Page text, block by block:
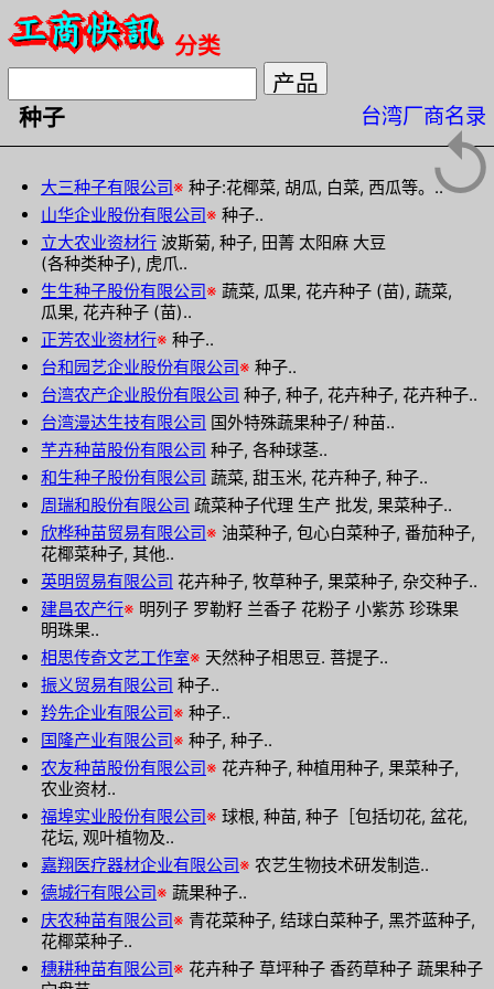
分类
种子 台湾厂商名录
大三种子有限公司※ 种子:花椰菜, 胡瓜, 白菜, 西瓜等。..
山华企业股份有限公司※ 种子..
立大农业资材行 波斯菊, 种子, 田菁 太阳麻 大豆
(各种类种子), 虎爪..
生生种子股份有限公司※ 蔬菜, 瓜果, 花卉种子 (苗), 蔬菜,
瓜果, 花卉种子 (苗)..
正芳农业资材行※ 种子..
台和园艺企业股份有限公司※ 种子..
台湾农产企业股份有限公司 种子, 种子, 花卉种子, 花卉种子..
台湾漫达生技有限公司 国外特殊蔬果种子/ 种苗..
芊卉种苗股份有限公司 种子, 各种球茎..
和生种子股份有限公司 蔬菜, 甜玉米, 花卉种子, 种子..
周瑞和股份有限公司 疏菜种子代理 生产 批发, 果菜种子..
欣桦种苗贸易有限公司※ 油菜种子, 包心白菜种子, 番茄种子,
花椰菜种子, 其他..
英明贸易有限公司 花卉种子, 牧草种子, 果菜种子, 杂交种子..
建昌农产行※ 明列子 罗勒籽 兰香子 花粉子 小紫苏 珍珠果
明珠果..
相思传奇文艺工作室※ 天然种子相思豆. 菩提子..
振义贸易有限公司 种子..
羚先企业有限公司※ 种子..
国隆产业有限公司※ 种子, 种子..
农友种苗股份有限公司※ 花卉种子, 种植用种子, 果菜种子,
农业资材..
福埠实业股份有限公司※ 球根, 种苗, 种子［包括切花, 盆花,
花坛, 观叶植物及..
嘉翔医疗器材企业有限公司※ 农艺生物技术研发制造..
德城行有限公司※ 蔬果种子..
庆农种苗有限公司※ 青花菜种子, 结球白菜种子, 黑芥蓝种子,
花椰菜种子..
穗耕种苗有限公司※ 花卉种子 草坪种子 香药草种子 蔬果种子
↺